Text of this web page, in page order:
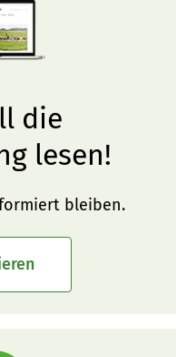
die
lesen!
bleiben.